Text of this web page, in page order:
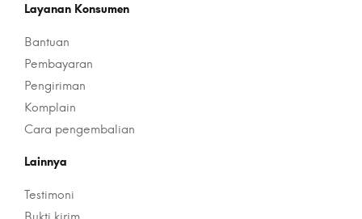
Layanan Konsumen
Bantuan
Pembayaran
Pengiriman
Komplain
Cara pengembalian
Lainnya
Testimoni